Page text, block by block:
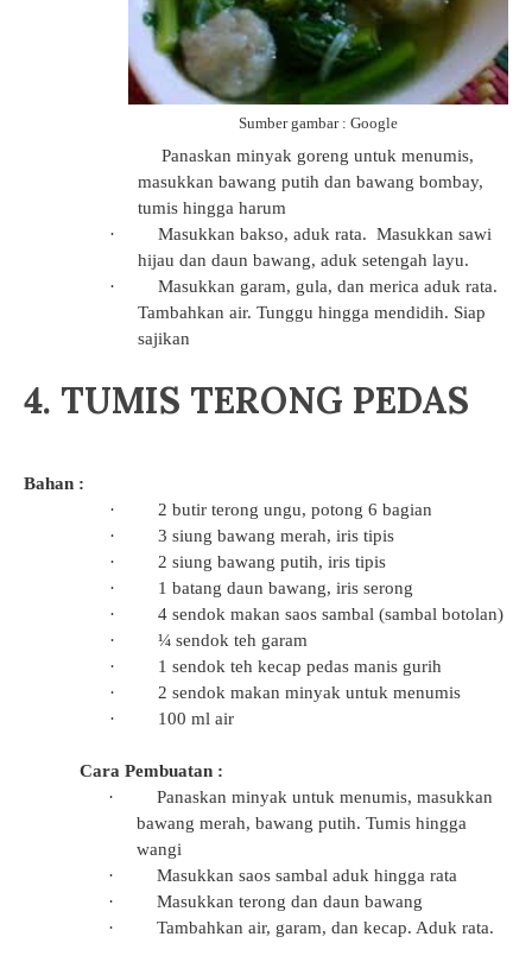
Sumber gambar : Google
Panaskan minyak goreng untuk menumis,
masukkan bawang putih dan bawang bombay,
tumis hingga harum
·
Masukkan bakso, aduk rata. Masukkan sawi
hijau dan daun bawang, aduk setengah layu.
·
Masukkan garam, gula, dan merica aduk rata.
Tambahkan air. Tunggu hingga mendidih. Siap
sajikan
4. TUMIS TERONG PEDAS
Bahan :
·
2 butir terong ungu, potong 6 bagian
·
3 siung bawang merah, iris tipis
·
2 siung bawang putih, iris tipis
·
1 batang daun bawang, iris serong
·
4 sendok makan saos sambal (sambal botolan)
·
¼ sendok teh garam
·
1 sendok teh kecap pedas manis gurih
·
2 sendok makan minyak untuk menumis
·
100 ml air
Cara Pembuatan :
·
Panaskan minyak untuk menumis, masukkan
bawang merah, bawang putih. Tumis hingga
wangi
·
Masukkan saos sambal aduk hingga rata
·
Masukkan terong dan daun bawang
·
Tambahkan air, garam, dan kecap. Aduk rata.